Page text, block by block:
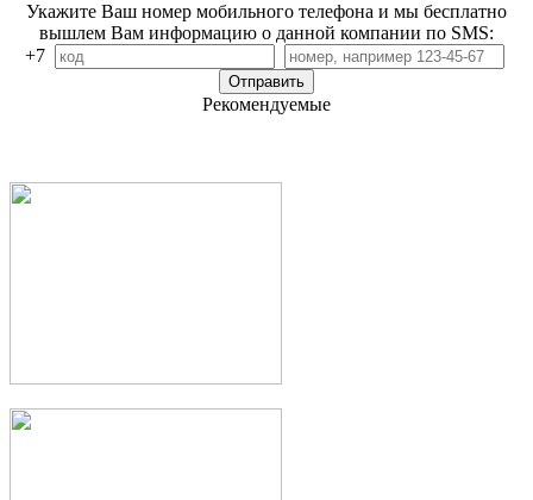
Укажите Ваш номер мобильного телефона и мы бесплатно
вышлем Вам информацию о данной компании по SMS:
+7
Рекомендуемые